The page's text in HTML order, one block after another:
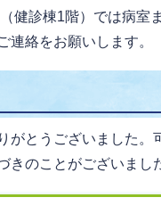
健診棟1階）では病室
連絡をお願いします。
がとうございました。
きのことがございまし